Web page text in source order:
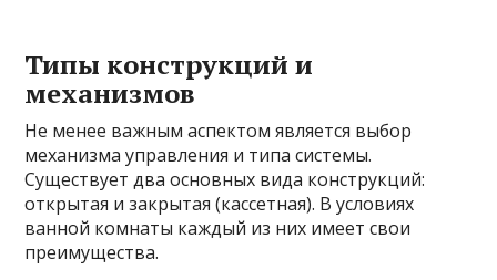
Типы конструкций и
механизмов
Не менее важным аспектом является выбор
механизма управления и типа системы.
Существует два основных вида конструкций:
открытая и закрытая (кассетная). В условиях
ванной комнаты каждый из них имеет свои
преимущества.